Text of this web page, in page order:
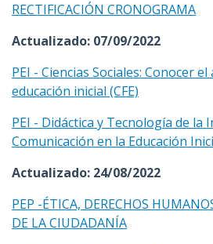
RECTIFICACIÓN CRONOGRAMA
Actualizado: 07/09/2022
PEI - Ciencias Sociales: Conocer
educación inicial (CFE)
PEI - Didáctica y Tecnología de la
Comunicación en la Educación
Actualizado: 24/08/2022
PEP -ÉTICA, DERECHOS
DE LA CIUDADANÍA